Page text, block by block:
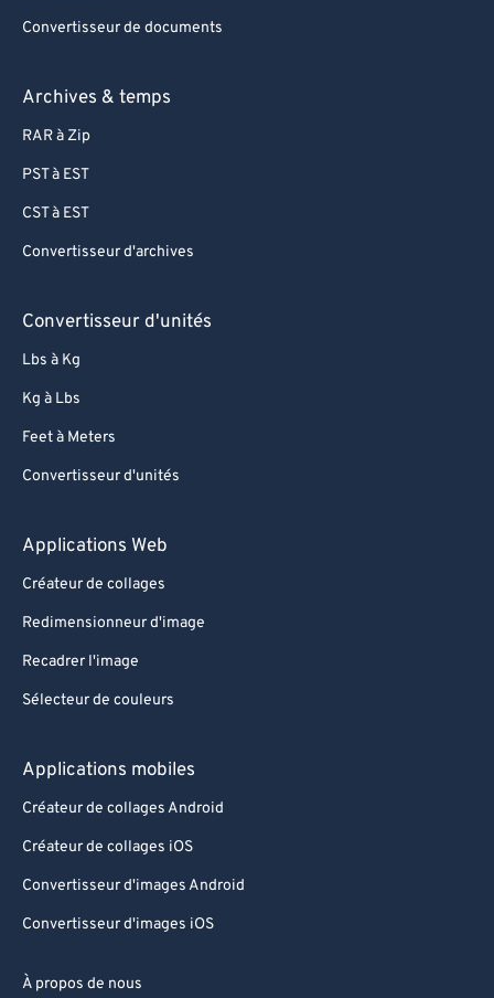
Convertisseur de documents
Archives & temps
RAR à Zip
PST à EST
CST à EST
Convertisseur d'archives
Convertisseur d'unités
Lbs à Kg
Kg à Lbs
Feet à Meters
Convertisseur d'unités
Applications Web
Créateur de collages
Redimensionneur d'image
Recadrer l'image
Sélecteur de couleurs
Applications mobiles
Créateur de collages Android
Créateur de collages iOS
Convertisseur d'images Android
Convertisseur d'images iOS
À propos de nous